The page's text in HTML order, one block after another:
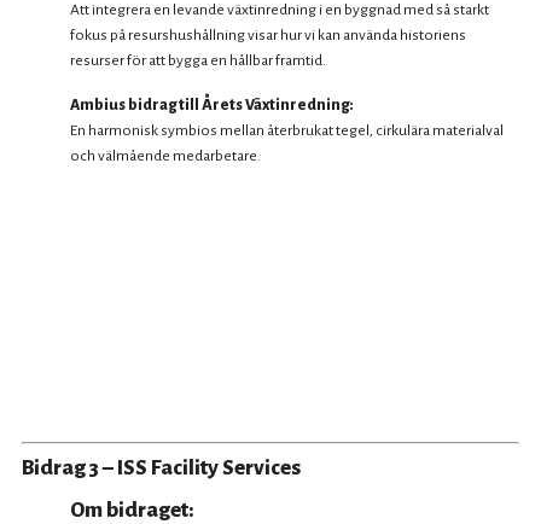
Att integrera en levande växtinredning i en byggnad med så starkt
fokus på resurshushållning visar hur vi kan använda historiens
resurser för att bygga en hållbar framtid.
Ambius bidrag till Årets Växtinredning:
En harmonisk symbios mellan återbrukat tegel, cirkulära materialval
och välmående medarbetare.
Bidrag 3 – ISS Facility Services
Om bidraget: